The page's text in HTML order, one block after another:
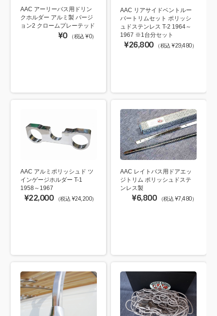
AAC アーリーバス用ドリン
クホルダー アルミ製 バージ
ョン2 クロームプレーテッド
¥0 （税込 ¥0）
AAC リアサイドベントルー
バートリムセット ポリッシ
ュドステンレス T-2 1964～
1967 ※1台分セット
¥26,800 （税込 ¥29,480）
AAC アルミポリッシュド ツ
インゲージホルダー T-1
1958～1967
¥22,000 （税込 ¥24,200）
AAC レイトバス用ドアエッ
ジトリム ポリッシュドステ
ンレス製
¥6,800 （税込 ¥7,480）